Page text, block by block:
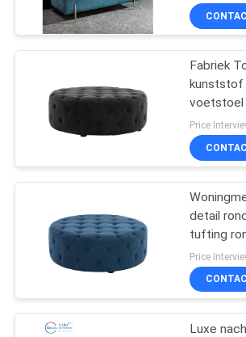
Moderne
Trek
terug
Fabriek
kunststof
voetstoel
Price
detail
tufting
sofa set
Price
Luxe